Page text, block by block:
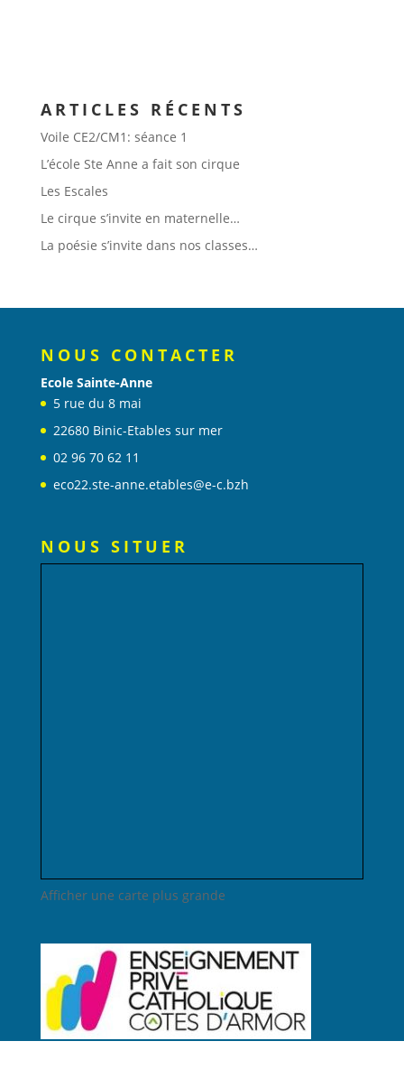
ARTICLES RÉCENTS
Voile CE2/CM1: séance 1
L’école Ste Anne a fait son cirque
Les Escales
Le cirque s’invite en maternelle…
La poésie s’invite dans nos classes…
NOUS CONTACTER
Ecole Sainte-Anne
5 rue du 8 mai
22680 Binic-Etables sur mer
02 96 70 62 11
eco22.ste-anne.etables@e-c.bzh
NOUS SITUER
Afficher une carte plus grande